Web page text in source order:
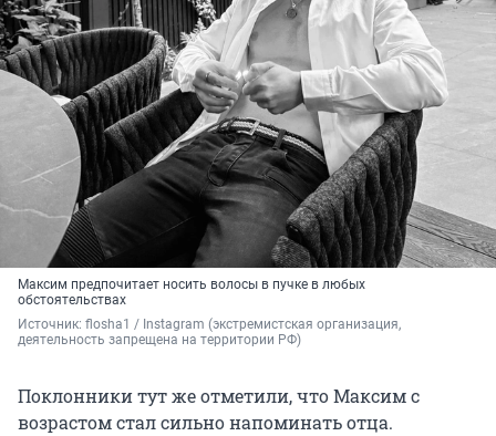
Максим предпочитает носить волосы в пучке в любых
обстоятельствах
Источник: flosha1 / Instagram (экстремистская организация,
деятельность запрещена на территории РФ)
Поклонники тут же отметили, что Максим с
возрастом стал сильно напоминать отца.